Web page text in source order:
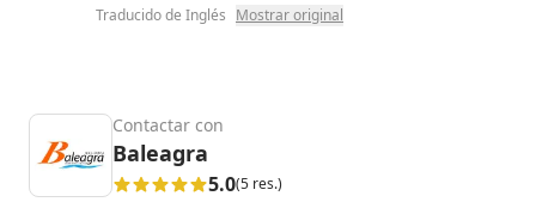
Traducido de Inglés Mostrar original
Contactar con
Baleagra
5.0(5 res.)